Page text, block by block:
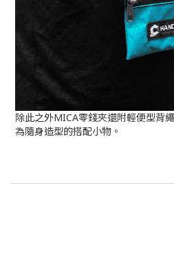
除此之外MICA零錢夾還附輕便型背
為隨身造型的搭配小物。